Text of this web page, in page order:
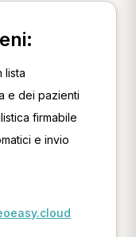
lista
e dei pazienti
firmabile
e invio